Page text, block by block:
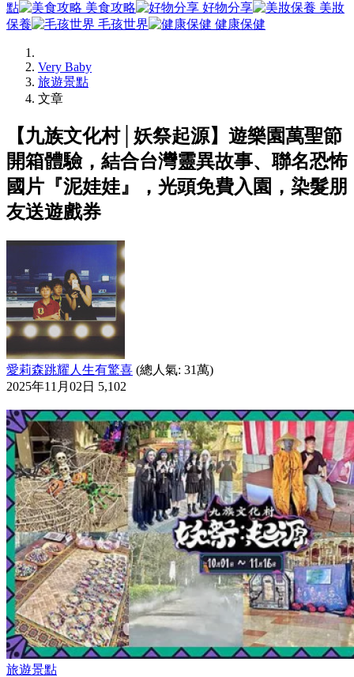
點
美食攻略 好物分享
美妝
保養
毛孩世界 健康保健
Very Baby
旅遊景點
文章
【九族文化村│妖祭起源】遊樂園萬聖節
開箱體驗，結合台灣靈異故事、聯名恐怖
國片『泥娃娃』，光頭免費入園，染髮朋
友送遊戲券
愛莉森跳耀人生有驚喜 (總人氣: 31萬)
2025年11月02日 5,102
旅遊景點